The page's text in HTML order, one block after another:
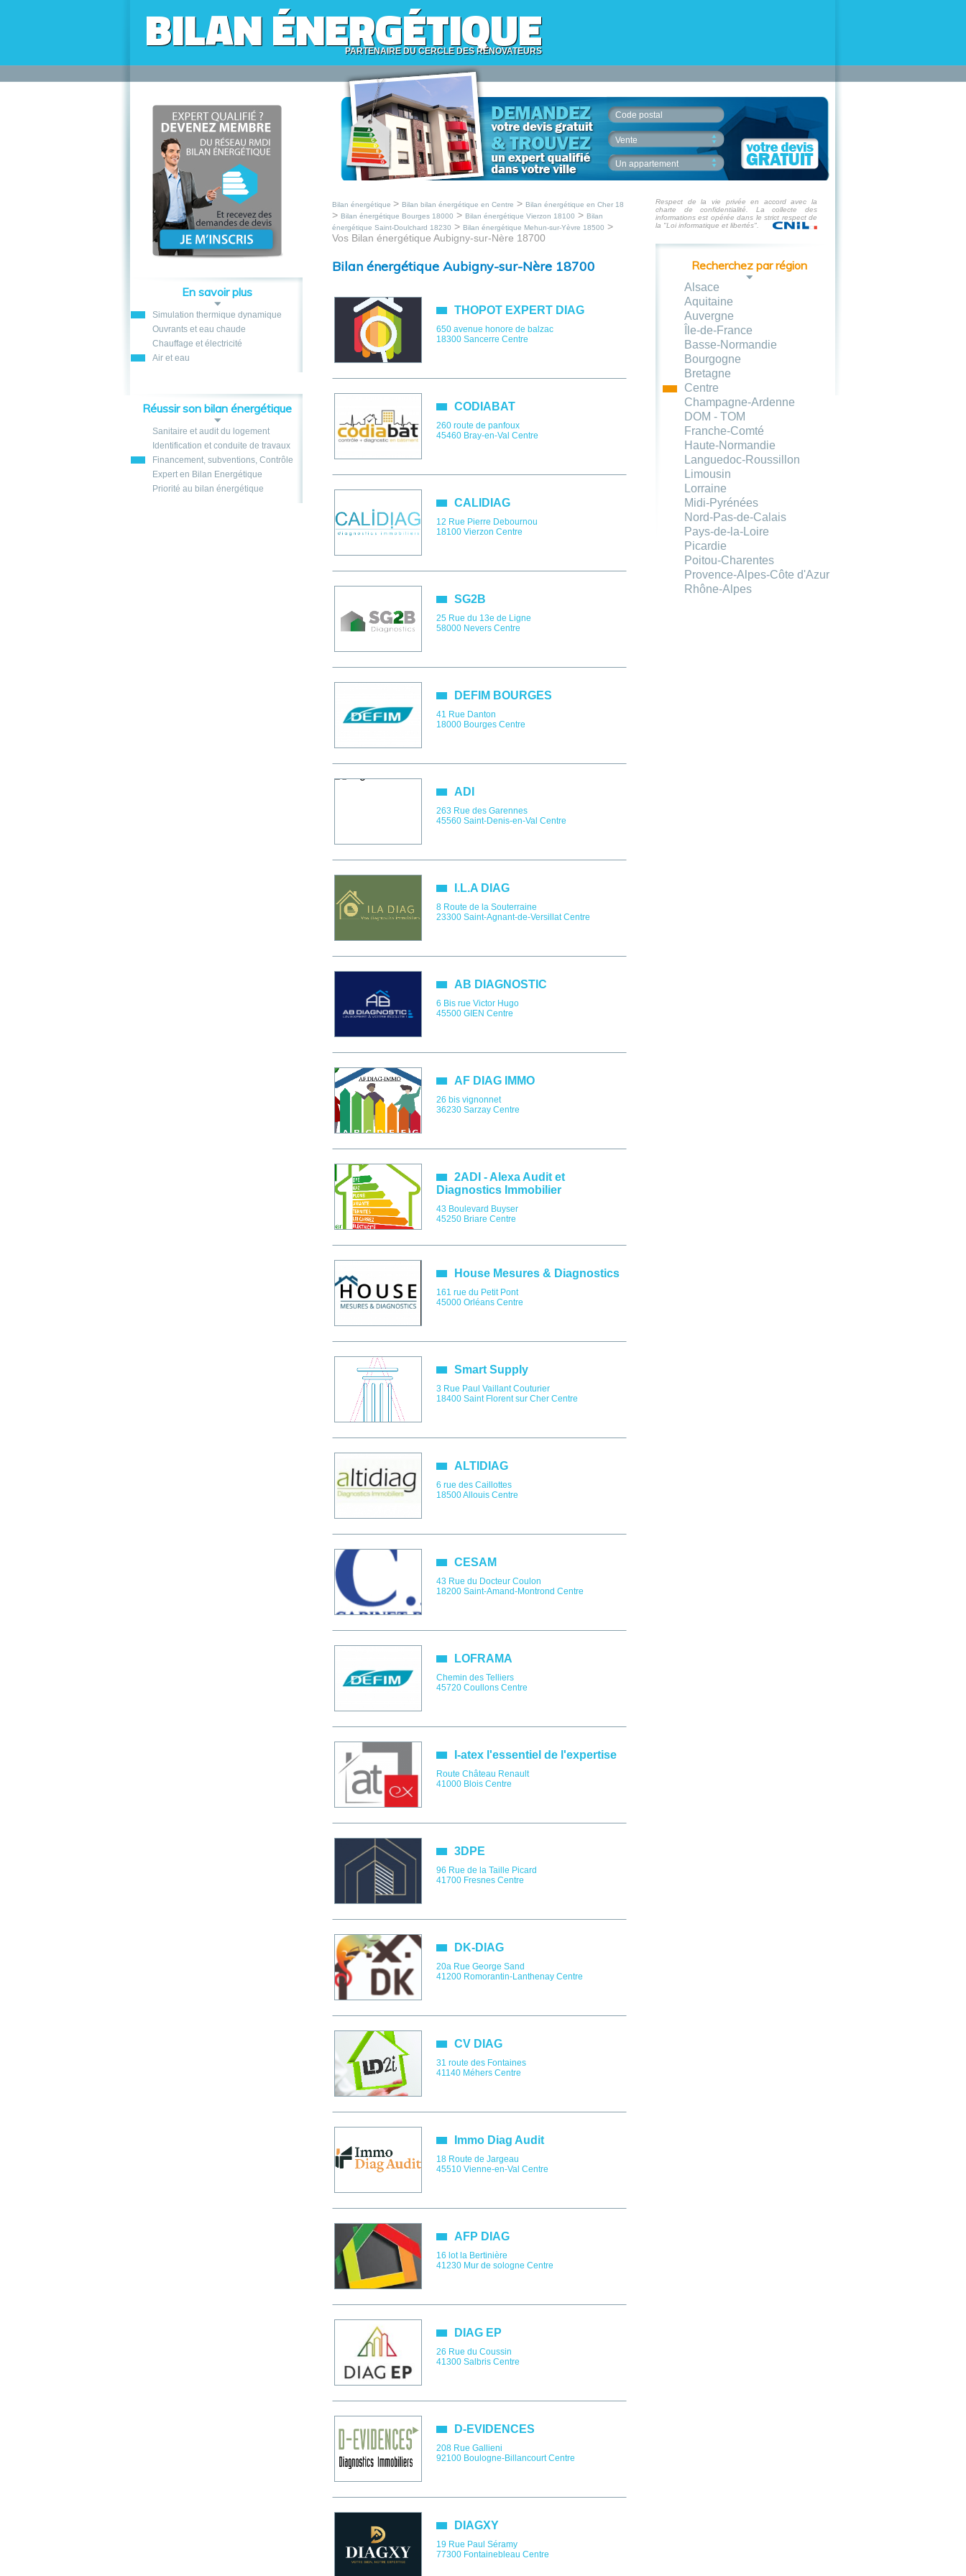
BILAN ÉNERGÉTIQUE
PARTENAIRE DU CERCLE DES RÉNOVATEURS
En savoir plus
Simulation thermique dynamique
Ouvrants et eau chaude
Chauffage et électricité
Air et eau
Réussir son bilan énergétique
Sanitaire et audit du logement
Identification et conduite de travaux
Financement, subventions, Contrôle
Expert en Bilan Energétique
Priorité au bilan énergétique
Code postal
Vente
Un appartement
Respect de la vie privée en accord avec la
charte de confidentialité. La collecte des
informations est opérée dans le strict respect de
la "Loi informatique et libertés".
Recherchez par région
Alsace
Aquitaine
Auvergne
Île-de-France
Basse-Normandie
Bourgogne
Bretagne
Centre
Champagne-Ardenne
DOM - TOM
Franche-Comté
Haute-Normandie
Languedoc-Roussillon
Limousin
Lorraine
Midi-Pyrénées
Nord-Pas-de-Calais
Pays-de-la-Loire
Picardie
Poitou-Charentes
Provence-Alpes-Côte d'Azur
Rhône-Alpes
Bilan énergétique > Bilan bilan énergétique en Centre > Bilan énergétique en Cher 18
> Bilan énergétique Bourges 18000 > Bilan énergétique Vierzon 18100 > Bilan
énergétique Saint-Doulchard 18230 > Bilan énergétique Mehun-sur-Yèvre 18500 >
Vos Bilan énergétique Aubigny-sur-Nère 18700
Bilan énergétique Aubigny-sur-Nère 18700
THOPOT EXPERT DIAG
650 avenue honore de balzac
18300 Sancerre Centre
CODIABAT
260 route de panfoux
45460 Bray-en-Val Centre
CALIDIAG
12 Rue Pierre Debournou
18100 Vierzon Centre
SG2B
25 Rue du 13e de Ligne
58000 Nevers Centre
DEFIM BOURGES
41 Rue Danton
18000 Bourges Centre
ADI
263 Rue des Garennes
45560 Saint-Denis-en-Val Centre
I.L.A DIAG
8 Route de la Souterraine
23300 Saint-Agnant-de-Versillat Centre
AB DIAGNOSTIC
6 Bis rue Victor Hugo
45500 GIEN Centre
AF DIAG IMMO
26 bis vignonnet
36230 Sarzay Centre
2ADI - Alexa Audit et
Diagnostics Immobilier
43 Boulevard Buyser
45250 Briare Centre
House Mesures & Diagnostics
161 rue du Petit Pont
45000 Orléans Centre
Smart Supply
3 Rue Paul Vaillant Couturier
18400 Saint Florent sur Cher Centre
ALTIDIAG
6 rue des Caillottes
18500Allouis Centre
CESAM
43 Rue du Docteur Coulon
18200 Saint-Amand-Montrond Centre
LOFRAMA
Chemin des Telliers
45720 Coullons Centre
I-atex l'essentiel de l'expertise
Route Château Renault
41000 Blois Centre
3DPE
96 Rue de la Taille Picard
41700 Fresnes Centre
DK-DIAG
20a Rue George Sand
41200 Romorantin-Lanthenay Centre
CV DIAG
31 route des Fontaines
41140 Méhers Centre
Immo Diag Audit
18 Route de Jargeau
45510 Vienne-en-Val Centre
AFP DIAG
16 lot la Bertinière
41230 Mur de sologne Centre
DIAG EP
26 Rue du Coussin
41300 Salbris Centre
D-EVIDENCES
208 Rue Gallieni
92100 Boulogne-Billancourt Centre
DIAGXY
19 Rue Paul Séramy
77300 Fontainebleau Centre